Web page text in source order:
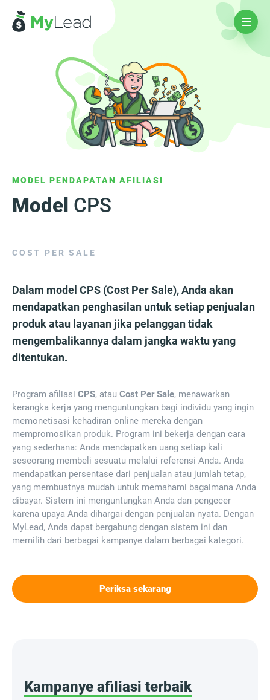
MODEL PENDAPATAN AFILIASI
Model CPS
COST PER SALE
Dalam model CPS (Cost Per Sale), Anda akan
mendapatkan penghasilan untuk setiap penjualan
produk atau layanan jika pelanggan tidak
mengembalikannya dalam jangka waktu yang
ditentukan.
Program afiliasi CPS, atau Cost Per Sale, menawarkan
kerangka kerja yang menguntungkan bagi individu yang ingin
memonetisasi kehadiran online mereka dengan
mempromosikan produk. Program ini bekerja dengan cara
yang sederhana: Anda mendapatkan uang setiap kali
seseorang membeli sesuatu melalui referensi Anda. Anda
mendapatkan persentase dari penjualan atau jumlah tetap,
yang membuatnya mudah untuk memahami bagaimana Anda
dibayar. Sistem ini menguntungkan Anda dan pengecer
karena upaya Anda dihargai dengan penjualan nyata. Dengan
MyLead, Anda dapat bergabung dengan sistem ini dan
memilih dari berbagai kampanye dalam berbagai kategori.
Periksa sekarang
Kampanye afiliasi terbaik